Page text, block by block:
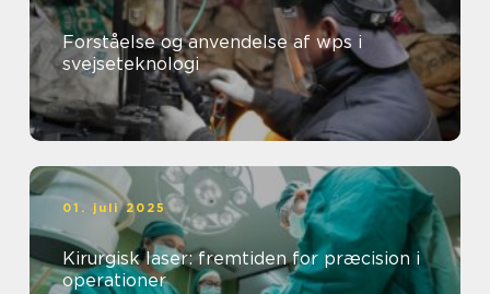
Forståelse og anvendelse af wps i
svejseteknologi
01. juli 2025
Kirurgisk laser: fremtiden for præcision i
operationer